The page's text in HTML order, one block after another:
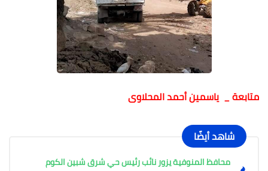
متابعة _ ياسمين أحمد المحلاوى
شاهد أيضًا
محافظ المنوفية يزور نائب رئيس حي شرق شبين الكوم